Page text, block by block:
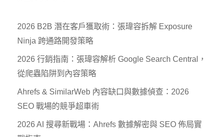
2026 B2B 潛在客戶獲取術：張瑋容拆解 Exposure
Ninja 跨通路開發策略
2026 行銷指南：張瑋容解析 Google Search Central，
從爬蟲陷阱到內容策略
Ahrefs & SimilarWeb 內容缺口與數據偵查：2026
SEO 戰場的競爭超車術
2026 AI 搜尋新戰場：Ahrefs 數據解密與 SEO 佈局實